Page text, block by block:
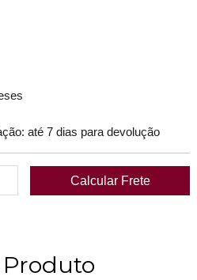
até 7 dias para devolução